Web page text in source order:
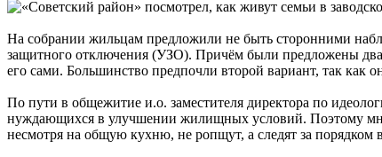
На собрании жильцам предложили не быть сторонними
защитного отключения (УЗО). Причём были предложены два
его сами. Большинство предпочли второй вариант, так как
По пути в общежитие и.о. заместителя директора по
нуждающихся в улучшении жилищных условий. Поэтому
несмотря на общую кухню, не ропщут, а следят за порядком